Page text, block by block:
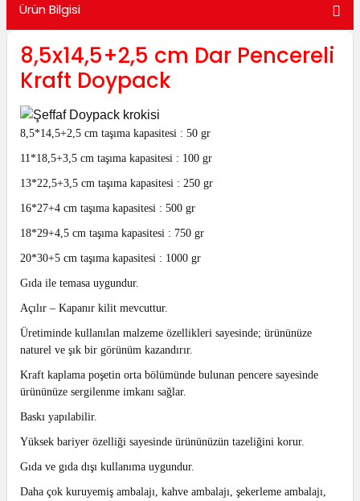
ve Koliler
Ürün Bilgisi
8,5x14,5+2,5 cm Dar Pencereli
Kraft Doypack
8,5*14,5+2,5 cm taşıma kapasitesi : 50 gr
11*18,5+3,5 cm taşıma kapasitesi : 100 gr
13*22,5+3,5 cm taşıma kapasitesi : 250 gr
16*27+4 cm taşıma kapasitesi : 500 gr
18*29+4,5 cm taşıma kapasitesi : 750 gr
20*30+5 cm taşıma kapasitesi : 1000 gr
Gıda ile temasa uygundur.
Açılır – Kapanır kilit mevcuttur.
Üretiminde kullanılan malzeme özellikleri sayesinde; ürününüze
naturel ve şık bir görünüm kazandırır.
Kraft kaplama poşetin orta bölümünde bulunan pencere sayesinde
ürününüze sergilenme imkanı sağlar.
Baskı yapılabilir.
Yüksek bariyer özelliği sayesinde ürününüzün tazeliğini korur.
Gıda ve gıda dışı kullanıma uygundur.
Daha çok kuruyemiş ambalajı, kahve ambalajı, şekerleme ambalajı,